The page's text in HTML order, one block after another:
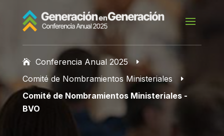
Conferencia Anual 2025 E
Comité de Nombramientos Ministeriales E
Comité de Nombramientos Ministeriales -
BVO